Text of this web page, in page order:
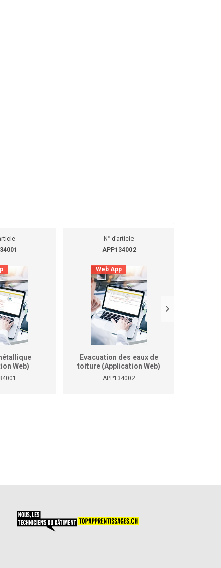
Web)
N° d’article
APP134002
Web App
Evacuation des eaux de
toiture (Application Web)
APP134002